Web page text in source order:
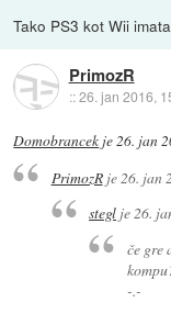
Tako PS3 kot Wii
PrimozR
::26. jan 2016,
Domobrancek je26. jan
PrimozRje 26. jan
stegl je26.
če gre
-.-